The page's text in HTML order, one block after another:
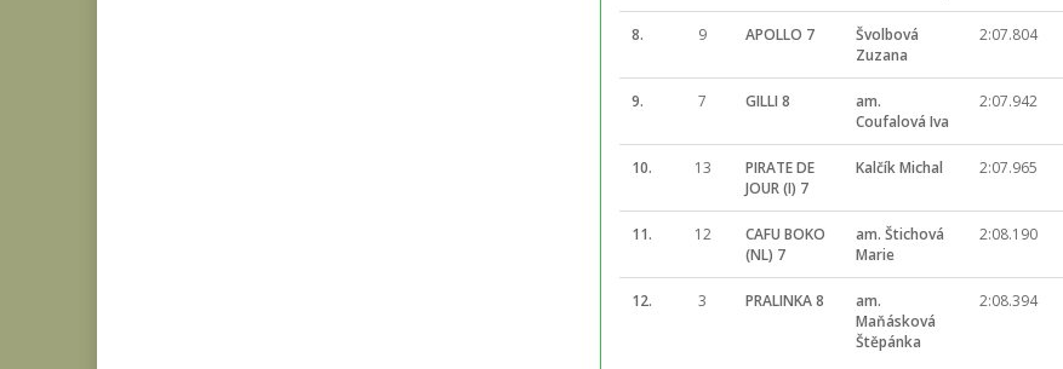
8. 9 APOLLO 7
Švolbová
Zuzana
2:07.804
9. 7 GILLI 8
am.
Coufalová Iva
2:07.942
10. 13
PIRATE DE
JOUR (I) 7
Kalčík Michal 2:07.965
11. 12
CAFU BOKO
(NL) 7
am. Štichová
Marie
2:08.190
12. 3 PRALINKA 8
am.
Maňásková
Štěpánka
2:08.394